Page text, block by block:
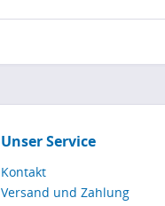
Unser Service
Kontakt
Versand und Zahlung